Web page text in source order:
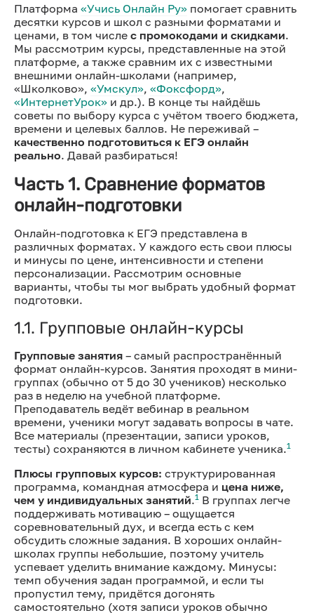
Платформа «Учись Онлайн Ру» помогает сравнить
десятки курсов и школ с разными форматами и
ценами, в том числе с промокодами и скидками.
Мы рассмотрим курсы, представленные на этой
платформе, а также сравним их с известными
внешними онлайн-школами (например,
«Школково», «Умскул», «Фоксфорд»,
«ИнтернетУрок» и др.). В конце ты найдёшь
советы по выбору курса с учётом твоего бюджета,
времени и целевых баллов. Не переживай –
качественно подготовиться к ЕГЭ онлайн
реально. Давай разбираться!
Часть 1. Сравнение форматов
онлайн-подготовки
Онлайн-подготовка к ЕГЭ представлена в
различных форматах. У каждого есть свои плюсы
и минусы по цене, интенсивности и степени
персонализации. Рассмотрим основные
варианты, чтобы ты мог выбрать удобный формат
подготовки.
1.1. Групповые онлайн-курсы
Групповые занятия – самый распространённый
формат онлайн-курсов. Занятия проходят в мини-
группах (обычно от 5 до 30 учеников) несколько
раз в неделю на учебной платформе.
Преподаватель ведёт вебинар в реальном
времени, ученики могут задавать вопросы в чате.
Все материалы (презентации, записи уроков,
тесты) сохраняются в личном кабинете ученика.1
Плюсы групповых курсов: структурированная
программа, командная атмосфера и цена ниже,
чем у индивидуальных занятий.1 В группах легче
поддерживать мотивацию – ощущается
соревновательный дух, и всегда есть с кем
обсудить сложные задания. В хороших онлайн-
школах группы небольшие, поэтому учитель
успевает уделить внимание каждому. Минусы:
темп обучения задан программой, и если ты
пропустил тему, придётся догонять
самостоятельно (хотя записи уроков обычно